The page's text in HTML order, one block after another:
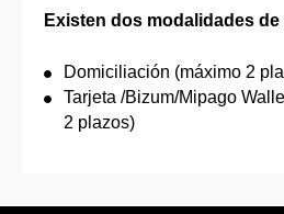
Existen dos modalidades de
Domiciliación (máximo 2
Tarjeta /Bizum/Mipago
2 plazos)